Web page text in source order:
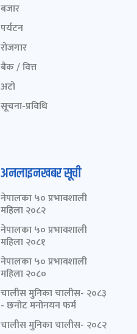
बजार
पर्यटन
रोजगार
बैंक / वित्त
अटो
सूचना-प्रविधि
अनलाइनखबर सूची
नेपालका ५० प्रभावशाली
महिला २०८२
नेपालका ५० प्रभावशाली
महिला २०८१
नेपालका ५० प्रभावशाली
महिला २०८०
चालीस मुनिका चालीस- २०८३
- छनोट मनोनयन फर्म
चालीस मुनिका चालीस- २०८२